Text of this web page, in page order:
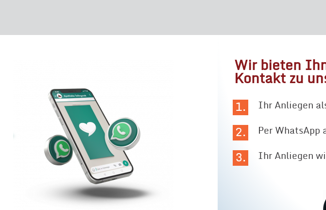
Wir bieten
Kontakt zu
Ihr Anliegen
Per WhatsApp
Ihr Anliegen